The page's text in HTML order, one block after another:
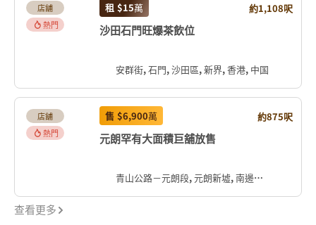
查看更多
店舖
熱門
租 $15萬 約1,108呎
沙田石門旺爆茶飲位
安群街, 石門, 沙田區, 新界, 香港, 中国
店舖
熱門
售 $6,900萬 約875呎
元朗罕有大面積巨舖放售
青山公路－元朗段, 元朗新墟, 南邊圍, 元朗區, 新界, 香港, 中国